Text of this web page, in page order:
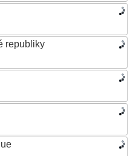
republiky